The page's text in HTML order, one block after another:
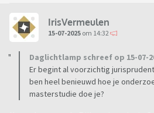
IrisVermeulen
15-07-2025 om 14:32
Daglichtlamp schreef op 15-07-
Er begint al voorzichtig
ben heel benieuwd hoe je
masterstudie doe je?